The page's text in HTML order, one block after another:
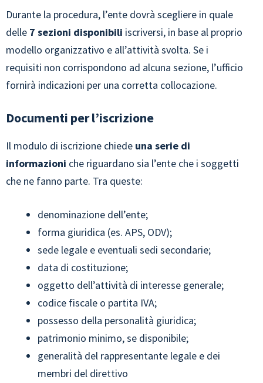
Durante la procedura, l’ente dovrà scegliere in quale
delle 7 sezioni disponibili iscriversi, in base al proprio
modello organizzativo e all’attività svolta. Se i
requisiti non corrispondono ad alcuna sezione, l’ufficio
fornirà indicazioni per una corretta collocazione.
Documenti per l’iscrizione
Il modulo di iscrizione chiede una serie di
informazioni che riguardano sia l’ente che i soggetti
che ne fanno parte. Tra queste:
denominazione dell’ente;
forma giuridica (es. APS, ODV);
sede legale e eventuali sedi secondarie;
data di costituzione;
oggetto dell’attività di interesse generale;
codice fiscale o partita IVA;
possesso della personalità giuridica;
patrimonio minimo, se disponibile;
generalità del rappresentante legale e dei
membri del direttivo